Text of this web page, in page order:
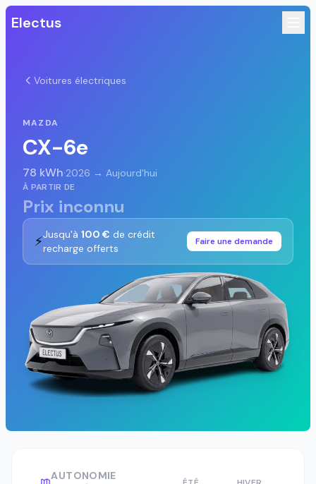
Electus
Voitures électriques
MAZDA
CX-6e
78 kWh·2026 → Aujourd'hui
À PARTIR DE
Prix inconnu
⚡Jusqu'à 100 € de crédit
recharge offerts
Faire une demande
AUTONOMIE